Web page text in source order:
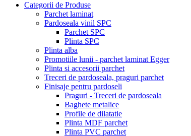
Categorii de Produse
Parchet laminat
Pardoseala vinil SPC
Parchet SPC
Plinta SPC
Plinta alba
Promotiile lunii - parchet laminat Egger
Plinta si accesorii parchet
Treceri de pardoseala, praguri parchet
Finisaje pentru pardoseli
Praguri - Treceri de pardoseala
Baghete metalice
Profile de dilatatie
Plinta MDF parchet
Plinta PVC parchet